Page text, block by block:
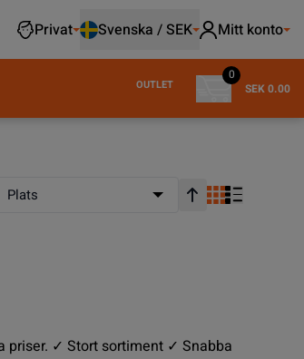
Privat
Svenska / SEK Mitt konto
OUTLET
0
SEK 0.00
Plats
Stigande ordning
priser. ✓ Stort sortiment ✓ Snabba